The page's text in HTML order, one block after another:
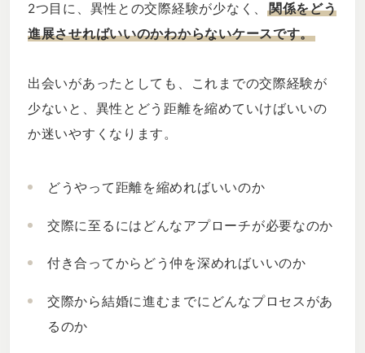
2つ目に、異性との交際経験が少なく、 関係をどう
進展させればいいのかわからないケースです。
出会いがあったとしても、これまでの交際経験が
少ないと、異性とどう距離を縮めていけばいいの
か迷いやすくなります。
どうやって距離を縮めればいいのか
交際に至るにはどんなアプローチが必要なのか
付き合ってからどう仲を深めればいいのか
交際から結婚に進むまでにどんなプロセスがあ
るのか